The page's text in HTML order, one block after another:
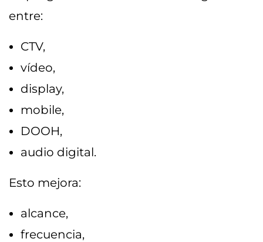
entre:
CTV,
vídeo,
display,
mobile,
DOOH,
audio digital.
Esto mejora:
alcance,
frecuencia,